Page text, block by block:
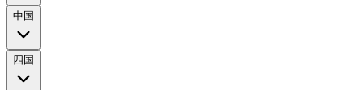
中国
四国